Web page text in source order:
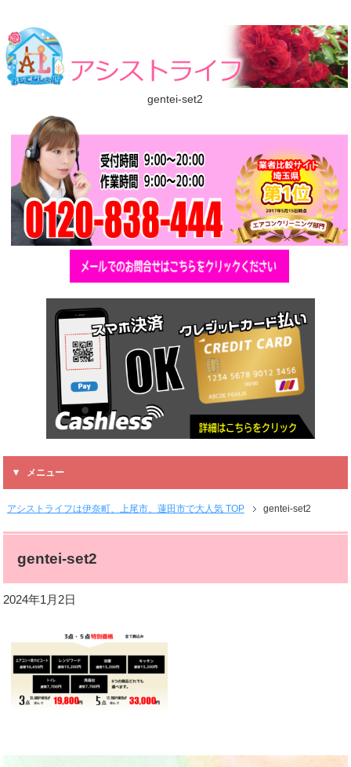
gentei-set2
メニュー
アシストライフは伊奈町、上尾市、蓮田市で大人気 TOP gentei-set2
gentei-set2
2024年1月2日